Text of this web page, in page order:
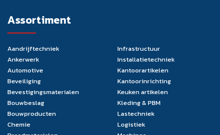
Assortiment
Aandrijftechniek
Ankerwerk
Automotive
Beveiliging
Bevestigingsmaterialen
Bouwbeslag
Bouwproducten
Chemie
Infrastructuur
Installatietechniek
Kantoorartikelen
Kantoorinrichting
Keuken artikelen
Kleding & PBM
Lastechniek
Logistiek